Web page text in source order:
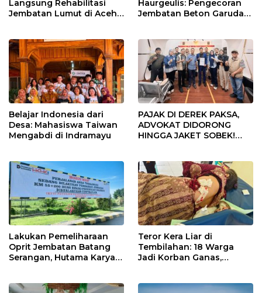
Langsung Rehabilitasi
Jembatan Lumut di Aceh
Haurgeulis: Pengecoran
Jembatan Beton Garuda
Belajar Indonesia dari
Desa: Mahasiswa Taiwan
Mengabdi di Indramayu
PAJAK DI DEREK PAKSA,
ADVOKAT DIDORONG
HINGGA JAKET SOBEK!
Pekanbaru!
Lakukan Pemeliharaan
Oprit Jembatan Batang
Serangan, Hutama Karya
Teror Kera Liar di
Tembilahan: 18 Warga
Jadi Korban Ganas,